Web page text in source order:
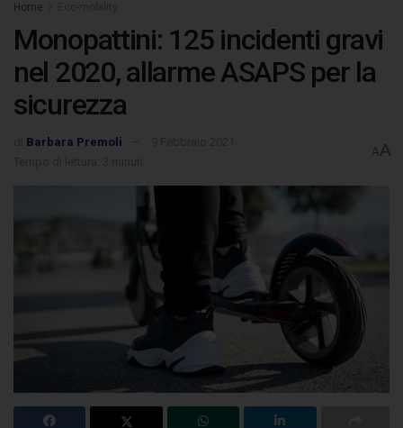
Home
Monopattini: 125 incidenti gravi
nel 2020, allarme ASAPS per la
sicurezza
Barbara Premoli
AA